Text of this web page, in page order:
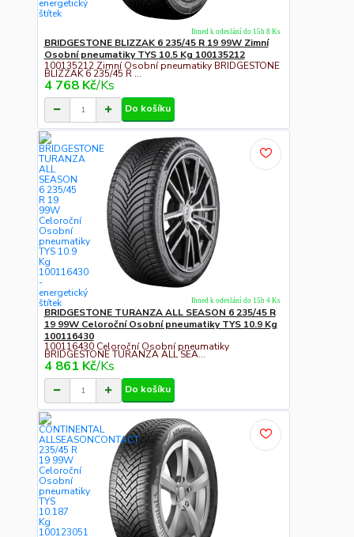
BRIDGESTONE BLIZZAK 6 235/45 R 19 99W Zimní
Osobní pneumatiky TYS 10.5 Kg 100135212
100135212 Zimní Osobní pneumatiky BRIDGESTONE
BLIZZAK 6 235/45 R ...
4 768 Kč/Ks
Ihned k odeslání do 15h 8 Ks
Do košíku
BRIDGESTONE TURANZA ALL SEASON 6 235/45 R
19 99W Celoroční Osobní pneumatiky TYS 10.9 Kg
100116430
100116430 Celoroční Osobní pneumatiky
BRIDGESTONE TURANZA ALL SEA...
4 861 Kč/Ks
Ihned k odeslání do 15h 4 Ks
Do košíku